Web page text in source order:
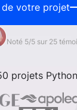
votre projet
Noté 5/5 sur 25
projets